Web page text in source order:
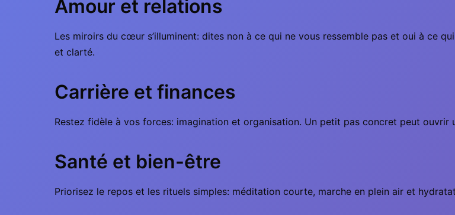
Amour et relations
Les miroirs du cœur s’illuminent: dites non à ce qui ne vous ressemble pas et oui à ce
et clarté.
Carrière et finances
Restez fidèle à vos forces: imagination et organisation. Un petit pas concret peut
Santé et bien-être
Priorisez le repos et les rituels simples: méditation courte, marche en plein air et